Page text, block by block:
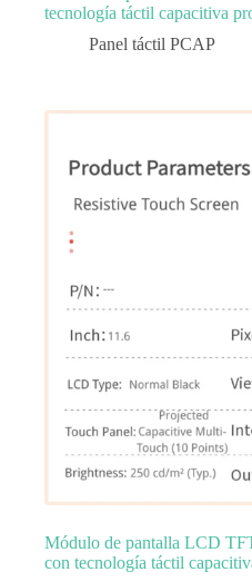
tecnología táctil capacitiva
Panel táctil PCAP
Módulo de pantalla LCD
con tecnología táctil